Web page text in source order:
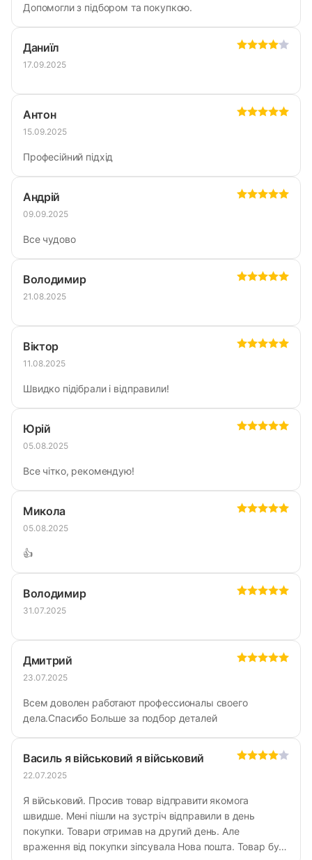
Допомогли з підбором та покупкою.
Даниїл
17.09.2025
Антон
15.09.2025
Професійний підхід
Андрій
09.09.2025
Все чудово
Володимир
21.08.2025
Віктор
11.08.2025
Швидко підібрали і відправили!
Юрій
05.08.2025
Все чітко, рекомендую!
Микола
05.08.2025
👍
Володимир
31.07.2025
Дмитрий
23.07.2025
Всем доволен работают профессионалы своего
дела.Спасибо Больше за подбор деталей
Василь я військовий я військовий
22.07.2025
Я військовий. Просив товар відправити якомога
швидше. Мені пішли на зустріч відправили в день
покупки. Товари отримав на другий день. Але
враження від покупки зіпсувала Нова пошта. Товар був